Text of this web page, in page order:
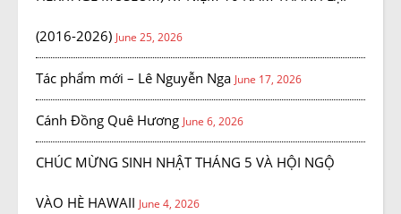
(2016-2026) June 25, 2026
Tác phẩm mới – Lê Nguyễn Nga June 17, 2026
Cánh Đồng Quê Hương June 6, 2026
CHÚC MỪNG SINH NHẬT THÁNG 5 VÀ HỘI NGỘ
VÀO HÈ HAWAII June 4, 2026